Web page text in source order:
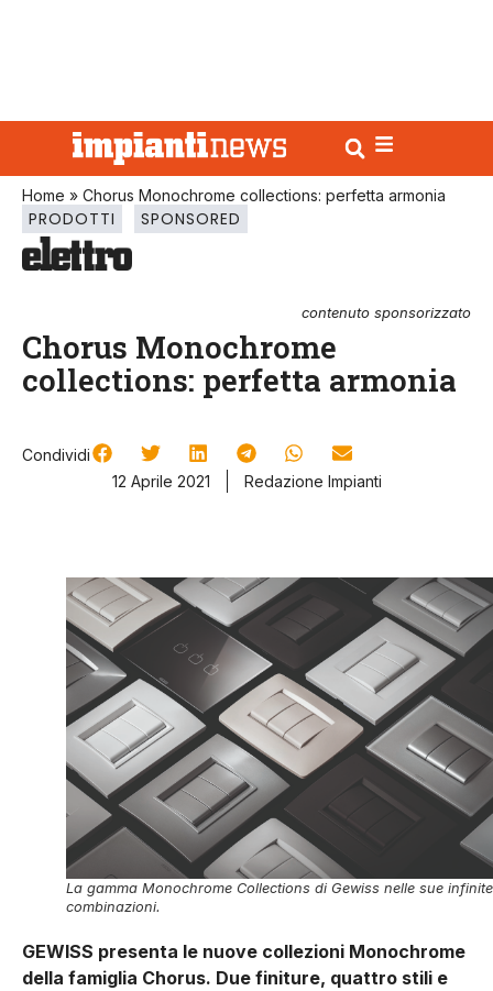
Home » Chorus Monochrome collections: perfetta armonia
PRODOTTI SPONSORED
contenuto sponsorizzato
Chorus Monochrome
collections: perfetta armonia
Condividi
12 Aprile 2021
Redazione Impianti
La gamma Monochrome Collections di Gewiss nelle sue infinite
combinazioni.
GEWISS presenta le nuove collezioni Monochrome
della famiglia Chorus. Due finiture, quattro stili e